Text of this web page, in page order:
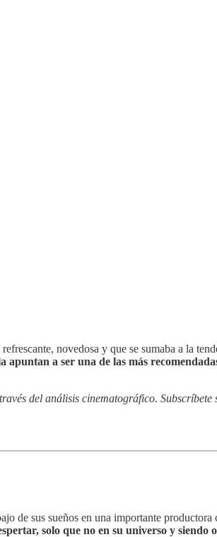
novedosa y que se sumaba a la
a ser una de las más
del análisis cinematográfico. Subscríbete
de sus sueños en una importante
solo que no en su universo y siendo